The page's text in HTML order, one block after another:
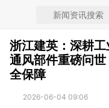
浙江建英：深耕
通风部件重磅问
全保障
2026-06-04 09:06